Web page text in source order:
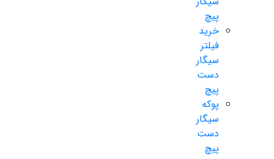
پیچ
خرید
فیلتر
سیگار
دست
پیچ
پوکه
سیگار
دست
پیچ